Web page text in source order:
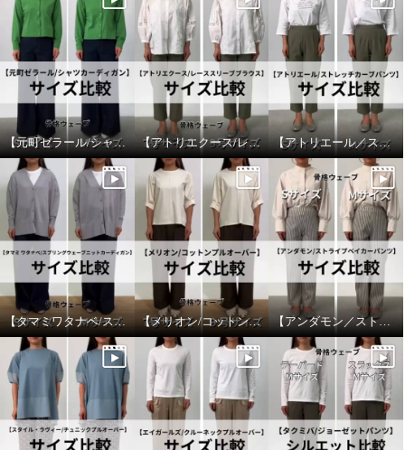
【元町ゼラール/シャツカーディガン】サイズ比較 【アトリエクース/レーススリーブブラウス】サイズ比較 【アトリエール／ストレッチカーブパンツ】サイズ比較
【タマミワタナベ/スプリングウェーブニットカーディガン】サイズ比較 【メリオン/コットンプルオーバー】サイズ比較 【アンダモン／ストライプベイカーパンツ】サイズ比較